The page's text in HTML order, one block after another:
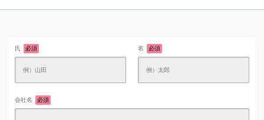
氏 必須 名 必須
会社名 必須